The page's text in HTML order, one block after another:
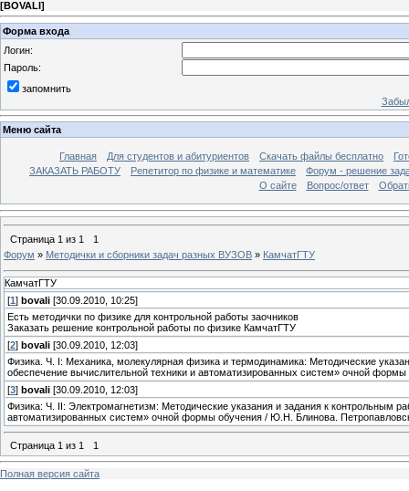
[BOVALI]
Форма входа
Логин:
Пароль:
запомнить
Меню сайта
Главная Для студентов и абитуриентов Скачать файлы бесплатно
ЗАКАЗАТЬ РАБОТУ
Репетитор по физике и математике
Форум - решение
О сайте
Вопрос/ответ
Страница 1 из 1
1
Форум » Методички и сборники задач разных ВУЗОВ » КамчатГТУ
КамчатГТУ
[1 ] bovali [30.09.2010, 10:25]
Есть методички по физике для контрольной работы заочников
Заказать решение контрольной работы по физике КамчатГТУ
[2] bovali [30.09.2010, 12:03]
Физика. Ч. I: Механика, молекулярная физика и термодинамика: Методические
обеспечение вычислительной техники и автоматизированных систем» очной
[3] bovali [30.09.2010, 12:03]
Физика: Ч. II: Электромагнетизм: Методические указания и задания к контрольным
автоматизированных систем» очной формы обучения / Ю.Н. Блинова.
Страница 1 из 1 1
Полная версия сайта